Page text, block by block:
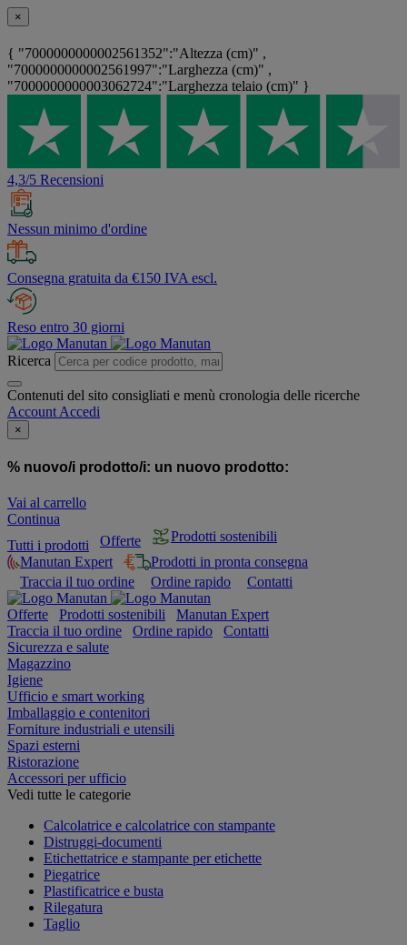
×
{ "7000000000002561352":"Altezza (cm)" ,
"7000000000002561997":"Larghezza (cm)" ,
"7000000000003062724":"Larghezza telaio (cm)" }
4,3/5 Recensioni
Nessun minimo d'ordine
Consegna gratuita da €150 IVA escl.
Reso entro 30 giorni
Ricerca
Contenuti del sito consigliati e menù cronologia delle ricerche
Account Accedi
×
% nuovo/i prodotto/i: un nuovo prodotto:
Vai al carrello
Continua
Tutti i prodotti
Offerte
Prodotti sostenibili
Manutan Expert
Prodotti in pronta consegna
Traccia il tuo ordine
Ordine rapido Contatti
Offerte Prodotti sostenibili
Manutan Expert
Traccia il tuo ordine
Ordine rapido
Contatti
Sicurezza e salute
Magazzino
Igiene
Ufficio e smart working
Imballaggio e contenitori
Forniture industriali e utensili
Spazi esterni
Ristorazione
Accessori per ufficio
Vedi tutte le categorie
Calcolatrice e calcolatrice con stampante
Distruggi-documenti
Etichettatrice e stampante per etichette
Piegatrice
Plastificatrice e busta
Rilegatura
Taglio